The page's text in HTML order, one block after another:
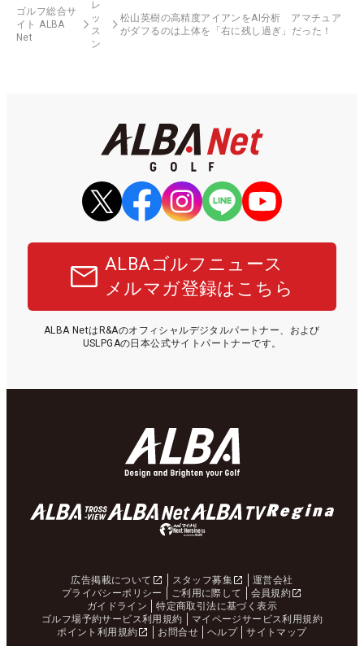
ゴルフ総合サ
イト ALBA
Net
レ
ッ
ス
ン
松山英樹の高精度アイアンをAI分析 アマチュア
がダフるのは上体を「右に残し過ぎ」だった！
ALBAゴルフニュース
メルマガ登録はこちら
ALBA NetはR&Aのオフィシャルデジタルパートナー、および
USLPGAの日本公式サイトパートナーです。
広告掲載について スタッフ募集
運営会社
プライバシーポリシー
ご利用に際して
会員規約
ガイドライン
特定商取引法に基づく表示
ゴルフ場予約サービス利用規約
マイページサービス利用規約
ポイント利用規約
お問合せ ヘルプ サイトマップ